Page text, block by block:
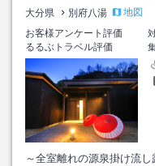
大分県 別府八湯
地図
お客様アンケート評価
るるぶトラベル評価
～全室離れの源泉掛け流